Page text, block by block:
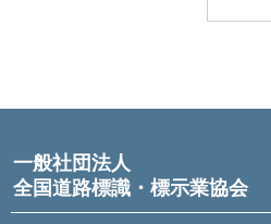
一般社団法人
全国道路標識・標示業協会